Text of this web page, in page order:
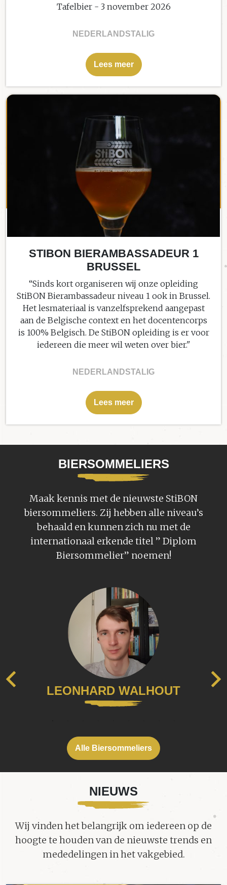
Tafelbier - 3 november 2026
NEDERLANDSTALIG
Lees meer
STIBON BIERAMBASSADEUR 1
BRUSSEL
“Sinds kort organiseren wij onze opleiding
StiBON Bierambassadeur niveau 1 ook in Brussel.
Het lesmateriaal is vanzelfsprekend aangepast
aan de Belgische context en het docentencorps
is 100% Belgisch. De StiBON opleiding is er voor
iedereen die meer wil weten over bier."
NEDERLANDSTALIG
Lees meer
BIERSOMMELIERS
Maak kennis met de nieuwste StiBON
biersommeliers. Zij hebben alle niveau’s
behaald en kunnen zich nu met de
internationaal erkende titel ” Diplom
Biersommelier” noemen!
LEONHARD WALHOUT
Alle Biersommeliers
NIEUWS
Wij vinden het belangrijk om iedereen op de
hoogte te houden van de nieuwste trends en
mededelingen in het vakgebied.